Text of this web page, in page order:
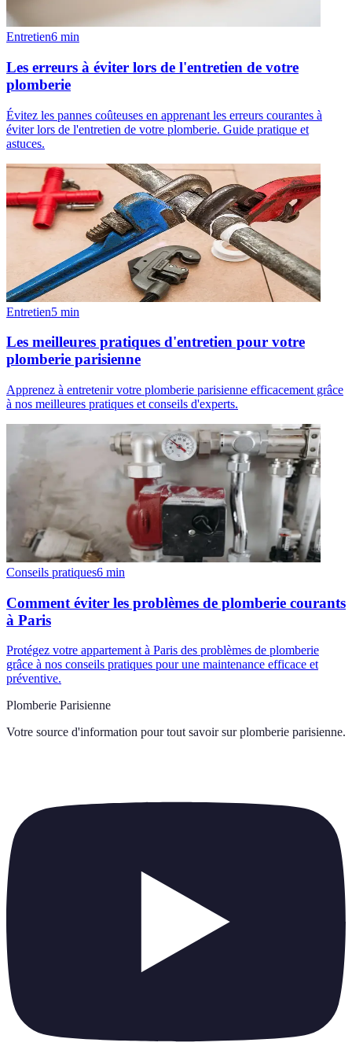
Entretien6 min
Les erreurs à éviter lors de l'entretien de votre
plomberie
Évitez les pannes coûteuses en apprenant les erreurs courantes à
éviter lors de l'entretien de votre plomberie. Guide pratique et
astuces.
Entretien5 min
Les meilleures pratiques d'entretien pour votre
plomberie parisienne
Apprenez à entretenir votre plomberie parisienne efficacement grâce
à nos meilleures pratiques et conseils d'experts.
Conseils pratiques6 min
Comment éviter les problèmes de plomberie courants
à Paris
Protégez votre appartement à Paris des problèmes de plomberie
grâce à nos conseils pratiques pour une maintenance efficace et
préventive.
Plomberie Parisienne
Votre source d'information pour tout savoir sur plomberie parisienne.